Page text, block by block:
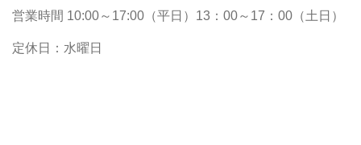
営業時間 10:00～17:00（平日）13：00～17：00（土日）
定休日：水曜日